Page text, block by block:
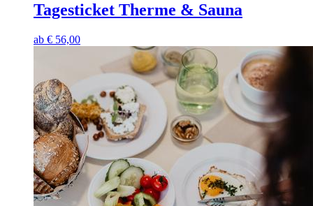
Tagesticket Therme & Sauna
ab € 56,00